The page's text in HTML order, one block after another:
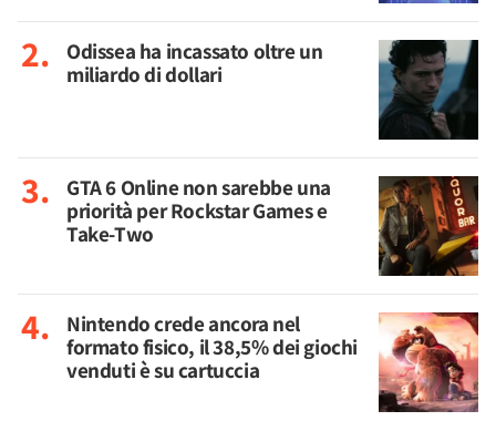
Odissea ha incassato oltre un
miliardo di dollari
GTA 6 Online non sarebbe una
priorità per Rockstar Games e
Take-Two
Nintendo crede ancora nel
formato fisico, il 38,5% dei giochi
venduti è su cartuccia